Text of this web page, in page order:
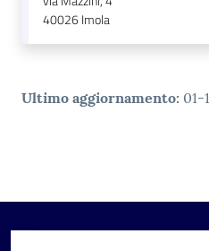
40026Imola
Ultimo aggiornamento: 01-